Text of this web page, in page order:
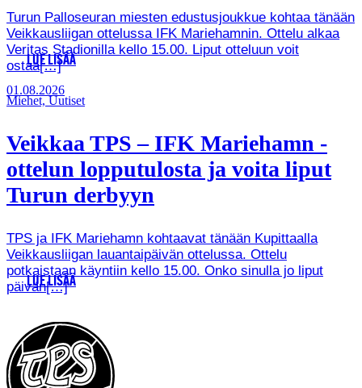
Turun Palloseuran miesten edustusjoukkue kohtaa tänään
Veikkausliigan ottelussa IFK Mariehamnin. Ottelu alkaa
Veritas Stadionilla kello 15.00. Liput otteluun voit
ostaa[…]
LUE LISÄÄ
01.08.2026
Miehet, Uutiset
Veikkaa TPS – IFK Mariehamn -
ottelun lopputulosta ja voita liput
Turun derbyyn
TPS ja IFK Mariehamn kohtaavat tänään Kupittaalla
Veikkausliigan lauantaipäivän ottelussa. Ottelu
potkaistaan käyntiin kello 15.00. Onko sinulla jo liput
päivän[…]
LUE LISÄÄ